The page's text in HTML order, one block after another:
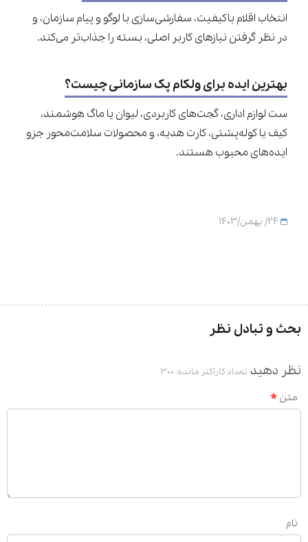
انتخاب اقلام باکیفیت، سفارشی‌سازی با لوگو و پیام سازمان، و
در نظر گرفتن نیازهای کاربر اصلی، بسته را جذاب‌تر می‌کند.
بهترین ایده برای ولکام پک سازمانی چیست؟
ست لوازم اداری، گجت‌های کاربردی، لیوان یا ماگ هوشمند،
کیف یا کوله‌پشتی، کارت هدیه، و محصولات سلامت‌محور جزو
ایده‌های محبوب هستند.
بحث و تبادل نظر
نظر دهید تعداد کاراکتر مانده: 300
متن
نام